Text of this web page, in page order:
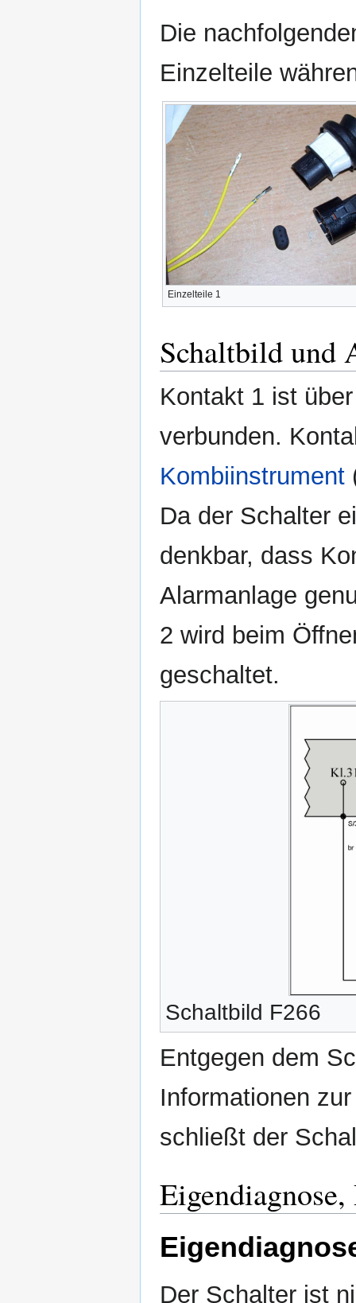
Die
Einzelteile
Einzelteile 1
Schaltbild und
Kontakt 1 ist
verbunden.
Kombiinstrument
Da der Schalter
denkbar, dass
Alarmanlage
2 wird beim
geschaltet.
Schaltbild F266
Entgegen dem
Informationen
schließt der
Der Schalter ist